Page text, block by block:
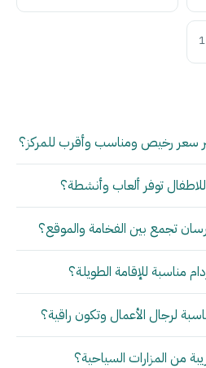
1
سعر رخيص ومناسب وأقرب للمركز؟
توفر ألعاب وأنشطة؟
تجمع بين الفخامة والموقع؟
مناسبة للإقامة الطويلة؟
لرجال الأعمال وتكون راقية؟
من المزارات السياحية؟